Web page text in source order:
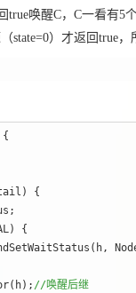
true唤醒C，C一看有
state=0）才返回true
//唤醒后继